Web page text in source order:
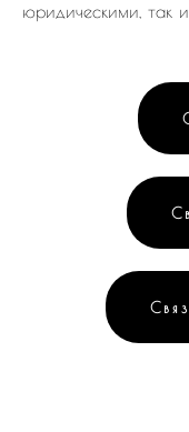
юридическими, так